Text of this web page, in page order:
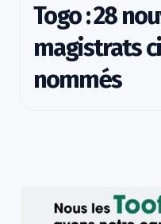
Togo : 28
magistrats
nommés